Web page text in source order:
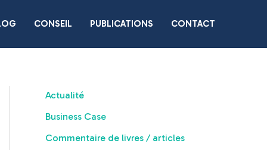
CONSEIL PUBLICATIONS CONTACT
Actualité
Business Case
Commentaire de livres / articles